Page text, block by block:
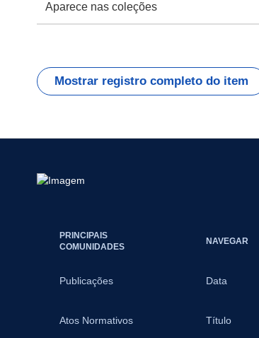
Aparece nas coleções
Mostrar registro completo do item
PRINCIPAIS
COMUNIDADES
Publicações
Atos Normativos
NAVEGAR
Data
Título